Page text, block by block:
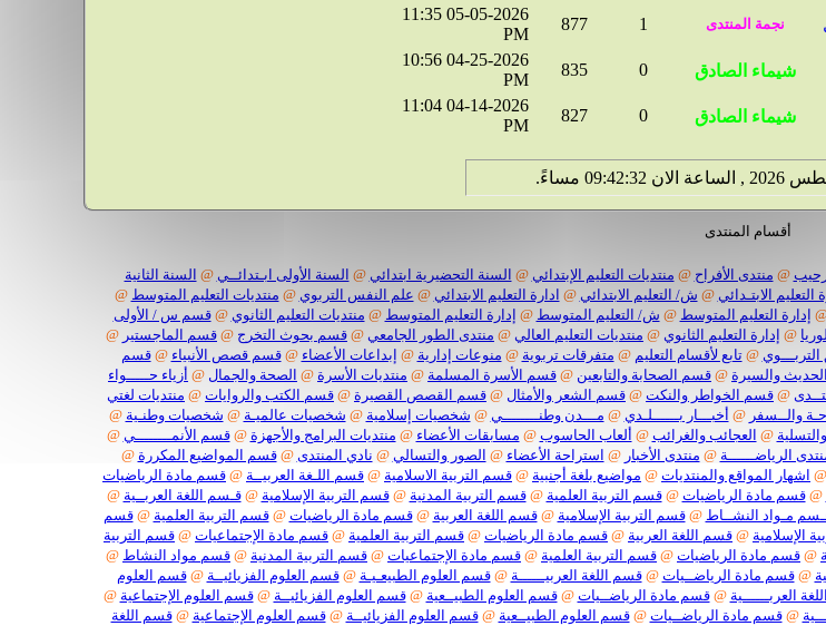
1
877
05-05-2026
11:35
PM
0
835
04-25-2026
10:56
PM
0
827
04-14-2026
11:04
PM
أقسام المنتدى
@ منتدى الأفراح @ منتديات التعليم الإبتدائي @ السنة التحضيرية ابتدائي @ السنة الأولى ابـتدائــي @ السنة الثانية
التعليم الابتـدائي @ ش/ التعليم الابتدائي @ ادارة التعليم الابتدائي @ علم النفس التربوي @ منتديات التعليم المتوسط @
إدارة التعليم المتوسط @ ش/ التعليم المتوسط @ إدارة التعليم المتوسط @ منتديات التعليم الثانوي @قسم س / الأولى
@ إدارة التعليم الثانوي @ منتديات التعليم العالي @ منتدى الطور الجامعي @ قسم بحوث التخرج @ قسم الماجستير @
التربـــوي @تابع لأقسام التعليم @ متفرقات تربوية @ منوعات إدارية @ إبداعات الأعضاء @قسم قصص الأنبياء @قسم
والسيرة @ قسم الصحابة والتابعين @ قسم الأسرة المسلمة @ منتديات الأسرة @ الصحة والجمال @ أزياء حـــــواء
@ قسم الخواطر والنكت @ قسم الشعر والأمثال @ قسم القصص القصيرة @ قسم الكتب والروايات @ منتديات لغتي
والــسفر @ أخبـــار بــــــلـدي @ مـــدن وطنــــــــي @ شخصيات إسلامية @ شخصيات عالميـة @ شخصيات وطنـية @
@ العجائب والغرائب @ ألعاب الحاسوب @ مسابقات الأعضاء @ منتديات البرامج والأجهزة @قسم الأنمــــــــي @
الرياضــــــة @ منتدى الأخبار @ استراحة الأعضاء @ الصور والتسالي @ نادي المنتدى @قسم المواضيع المكررة @
@ اشهار المواقع والمنتديات @ مواضيع بلغة أجنبية @ قسم التربية الاسلامية @ قسم اللـغة العربيــة @ قسم مادة الرياضيات
@قسم مادة الرياضيات @قسم التربية العلمية @قسم التربية المدنية @قسم التربية الإسلامية @قـسم اللغة العربــية @
مـواد النشــاط @قسم التربية الإسلامية @قسم اللغة العربية @قسم مادة الرياضيات @قسم التربية العلمية @قسم
الإسلامية @ قسم اللغة العربية @ قسم مادة الرياضيات @ قسم التربية العلمية @ قسم مادة الإجتماعيات @ قسم التربية
@ قسم مادة الرياضيات @ قسم التربية العلمية @ قسم مادة الإجتماعيات @ قسم التربية المدنية @ قسم مواد النشاط @
@قسم مادة الرياضــيات @قسم اللغة العربيــــــة @قسم العلوم الطبيعـيـة @قسم العلوم الفزيائيــة @قسم العلوم
العربــــــية @قسم مادة الرياضــيات @قسم العلوم الطبيــعية @قسم العلوم الفزيائيــة @قسم العلوم الإجتماعية @
@قسم مادة الرياضــيات @قسم العلوم الطبيــعية @قسم العلوم الفزيائيــة @قسم العلوم الإجتماعية @قسم اللغة